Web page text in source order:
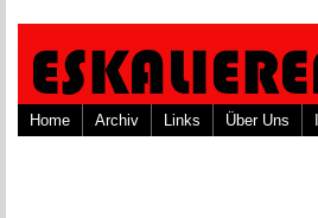
Home Archiv Links Über Uns